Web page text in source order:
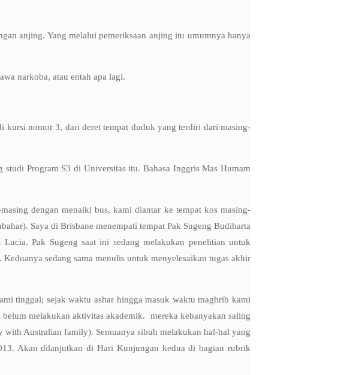
anjing. Yang melalui pemeriksaan anjing itu umumnya hanya
narkoba, atau entah apa lagi.
kursi nomor 3, dari deret tempat duduk yang terdiri dari masing-
Program S3 di Universitas itu. Bahasa Inggris Mas Humam
dengan menaiki bus, kami diantar ke tempat kos masing-
Saya di Brisbane menempati tempat Pak Sugeng Budiharta
Pak Sugeng saat ini sedang melakukan penelitian untuk
sedang sama menulis untuk menyelesaikan tugas akhir
tinggal; sejak waktu ashar hingga masuk waktu maghrib kami
melakukan aktivitas akademik. mereka kebanyakan saling
Australian family). Semuanya sibuh melakukan hal-hal yang
Akan dilanjutkan di Hari Kunjungan kedua di bagian rubrik